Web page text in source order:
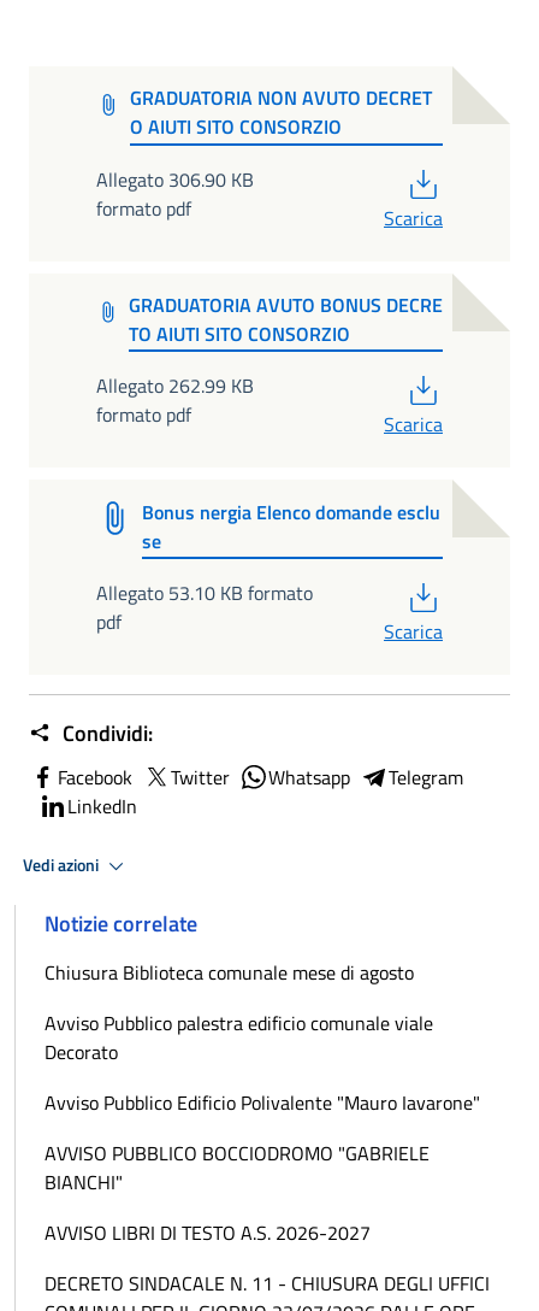
GRADUATORIA NON AVUTO DECRET
O AIUTI SITO CONSORZIO
Allegato 306.90 KB
formato pdf
Scarica
GRADUATORIA AVUTO BONUS DECRE
TO AIUTI SITO CONSORZIO
Allegato 262.99 KB
formato pdf
Scarica
Bonus nergia Elenco domande esclu
se
Allegato 53.10 KB formato
pdf
Scarica
Condividi:
Facebook Twitter Whatsapp
Telegram
LinkedIn
Vedi azioni
Notizie correlate
Chiusura Biblioteca comunale mese di agosto
Avviso Pubblico palestra edificio comunale viale
Decorato
Avviso Pubblico Edificio Polivalente "Mauro Iavarone"
AVVISO PUBBLICO BOCCIODROMO "GABRIELE
BIANCHI"
AVVISO LIBRI DI TESTO A.S. 2026-2027
DECRETO SINDACALE N. 11 - CHIUSURA DEGLI UFFICI